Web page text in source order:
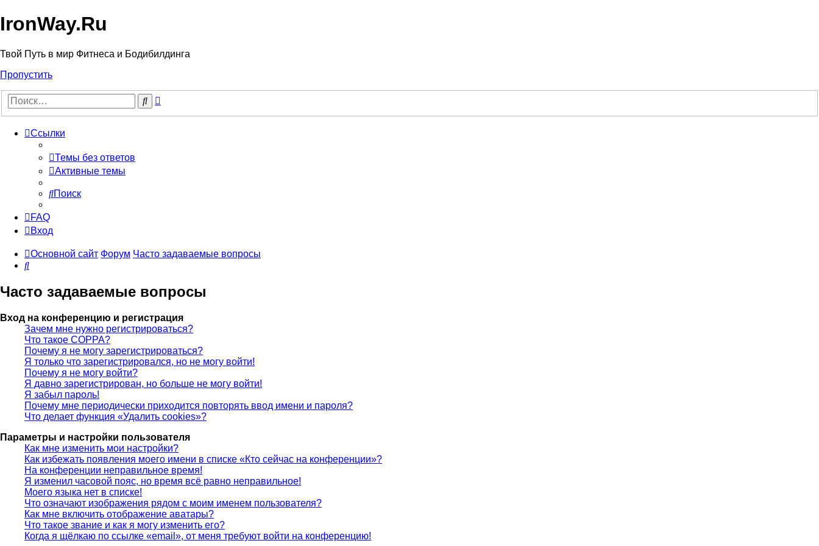
IronWay.Ru
Твой Путь в мир Фитнеса и Бодибилдинга
Пропустить
Поиск
Ссылки
Темы без ответов
Активные темы
Поиск
FAQ
Вход
Основной сайт Форум Часто задаваемые вопросы
Поиск
Часто задаваемые вопросы
Вход на конференцию и регистрация
Зачем мне нужно регистрироваться?
Что такое COPPA?
Почему я не могу зарегистрироваться?
Я только что зарегистрировался, но не могу войти!
Почему я не могу войти?
Я давно зарегистрирован, но больше не могу войти!
Я забыл пароль!
Почему мне периодически приходится повторять ввод имени и пароля?
Что делает функция «Удалить cookies»?
Параметры и настройки пользователя
Как мне изменить мои настройки?
Как избежать появления моего имени в списке «Кто сейчас на конференции»?
На конференции неправильное время!
Я изменил часовой пояс, но время всё равно неправильное!
Моего языка нет в списке!
Что означают изображения рядом с моим именем пользователя?
Как мне включить отображение аватары?
Что такое звание и как я могу изменить его?
Когда я щёлкаю по ссылке «email», от меня требуют войти на конференцию!